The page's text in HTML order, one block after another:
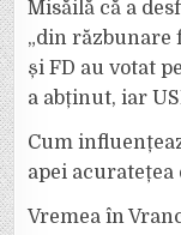
Misăilă că a
„din răzbunare
și FD au votat
a abținut, iar
Cum
apei
Vremea în